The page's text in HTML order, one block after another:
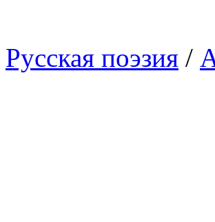
Русская поэзия /